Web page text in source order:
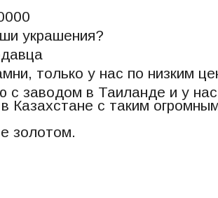
украшения?
только у нас по низким
с заводом в Таиланде и у
Казахстане с таким
золотом.